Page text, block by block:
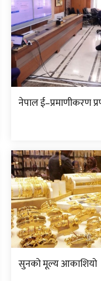
नेपाल ई–प्रमाणीकरण
सुनको मूल्य आकाशियो